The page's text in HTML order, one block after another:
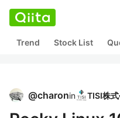
Trend Stock List
@charonin